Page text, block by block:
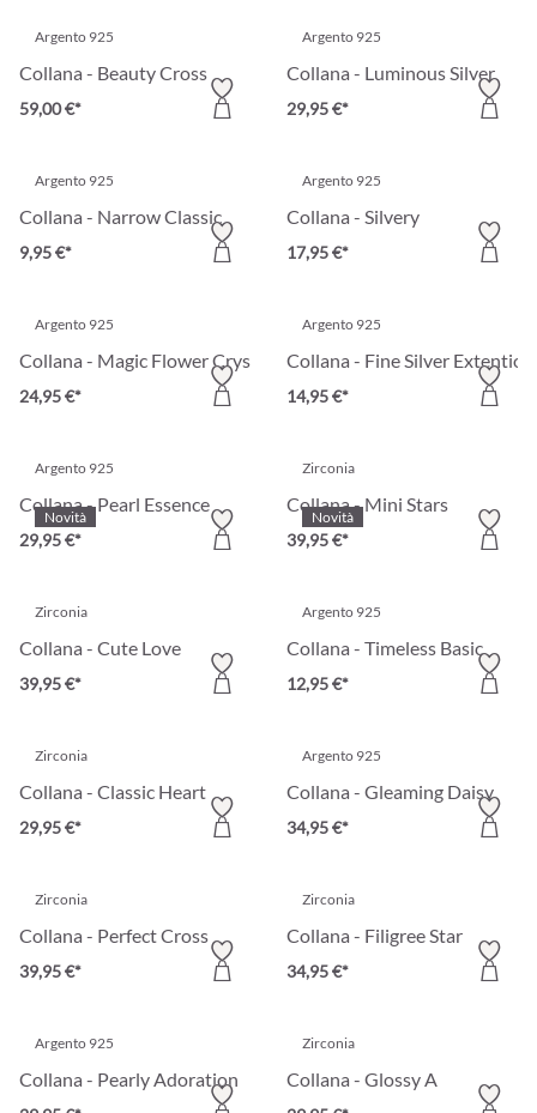
Argento 925
Collana - Beauty Cross
59,00 €*
Argento 925
Collana - Luminous Silver
29,95 €*
Argento 925
Collana - Narrow Classic
9,95 €*
Argento 925
Collana - Silvery
17,95 €*
Argento 925
Collana - Magic Flower Crystal
24,95 €*
Argento 925
Collana - Fine Silver Extention
14,95 €*
Novità
Argento 925
Collana - Pearl Essence
29,95 €*
Novità
Zirconia
Collana - Mini Stars
39,95 €*
Zirconia
Collana - Cute Love
39,95 €*
Argento 925
Collana - Timeless Basic
12,95 €*
Zirconia
Collana - Classic Heart
29,95 €*
Argento 925
Collana - Gleaming Daisy
34,95 €*
Zirconia
Collana - Perfect Cross
39,95 €*
Zirconia
Collana - Filigree Star
34,95 €*
Argento 925
Collana - Pearly Adoration
Zirconia
Collana - Glossy A